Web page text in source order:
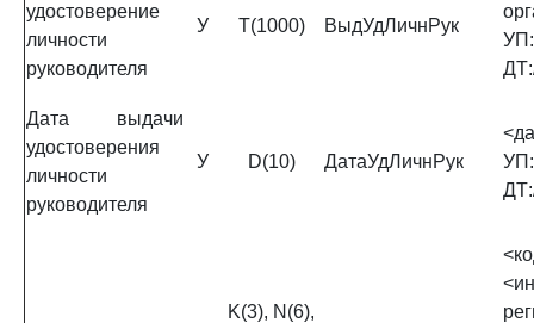
удостоверение
личности
руководителя
У Т(1000) ВыдУдЛичнРук
Дата выдачи
удостоверения
личности
руководителя
У D(10) ДатаУдЛичнРук
K(3), N(6),